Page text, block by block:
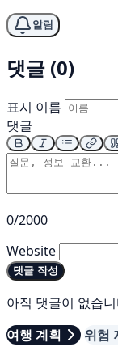
알림
댓글 (0)
표시 이름
댓글
0/2000
Website
댓글 작성
아직 댓글이 없습
여행 계획
위험